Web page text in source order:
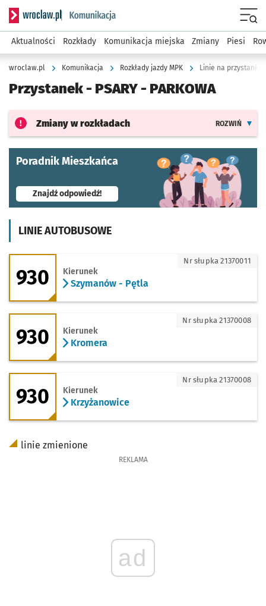
Serwis informacyjny wroclaw.pl podserwis: Komunikacja
Aktualności Rozkłady Komunikacja miejska Zmiany Piesi
wroclaw.pl Komunikacja Rozkłady jazdy MPK Linie na przystanku
Przystanek - PSARY - PARKOWA
Zmiany w rozkładach ROZWIŃ
Poradnik Mieszkańca
Znajdź odpowiedź!- otworzy się w nowej karcie
LINIE AUTOBUSOWE
930 - kierunek Szymanów - Pętla
930 Kierunek
Szymanów - Pętla
Nr słupka 21370011
930 - kierunek Kromera
930 Kierunek
Kromera
Nr słupka 21370008
930 - kierunek Krzyżanowice
930 Kierunek
Krzyżanowice
Nr słupka 21370008
linie zmienione
REKLAMA
ad